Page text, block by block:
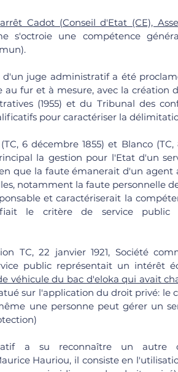
arrêt Cadot (Conseil d'Etat (CE),
s'octroie une compétence
juge administratif a été
fur et à mesure, avec la création
(1955) et du Tribunal des
pour caractériser la
6 décembre 1855) et Blanco
la gestion pour l'Etat d'un
que la faute émanerait d'un agent
notamment la faute personnelle
et caractériserait la
le critère de service public
TC, 22 janvier 1921, Société
public représentait un intérêt
véhicule du bac d'eloka qui avait
sur l'application du droit privé: le
une personne peut gérer un
a su reconnaître un autre
Hauriou, il consiste en